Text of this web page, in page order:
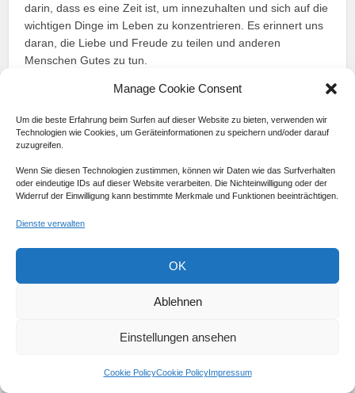
Manage Cookie Consent
Um die beste Erfahrung beim Surfen auf dieser Website zu bieten, verwenden wir
Technologien wie Cookies, um Geräteinformationen zu speichern und/oder darauf
zuzugreifen.
Wenn Sie diesen Technologien zustimmen, können wir Daten wie das Surfverhalten
oder eindeutige IDs auf dieser Website verarbeiten. Die Nichteinwilligung oder der
Widerruf der Einwilligung kann bestimmte Merkmale und Funktionen beeinträchtigen.
Dienste verwalten
OK
Ablehnen
Einstellungen ansehen
Cookie PolicyCookie PolicyImpressum
darin, dass es eine Zeit ist, um innezuhalten und sich auf die
wichtigen Dinge im Leben zu konzentrieren. Es erinnert uns
daran, die Liebe und Freude zu teilen und anderen
Menschen Gutes zu tun.
“Weihnachten ist nicht nur ein Tag, sondern
eine Geisteshaltung.” – Edna Ferber
Es ist eine Zeit der Hoffnung und Freude
Weihnachtsliederund derWeihnachtsmannspielen
Es ist eine Zeit des Zusammenkommens und des
Teilens
Zusammenfassung
Geschichte und ist ein wichtiges Jahrhunderte altes Fest.
der Wintersonnenwende. Weihnachten ist ein Fest der